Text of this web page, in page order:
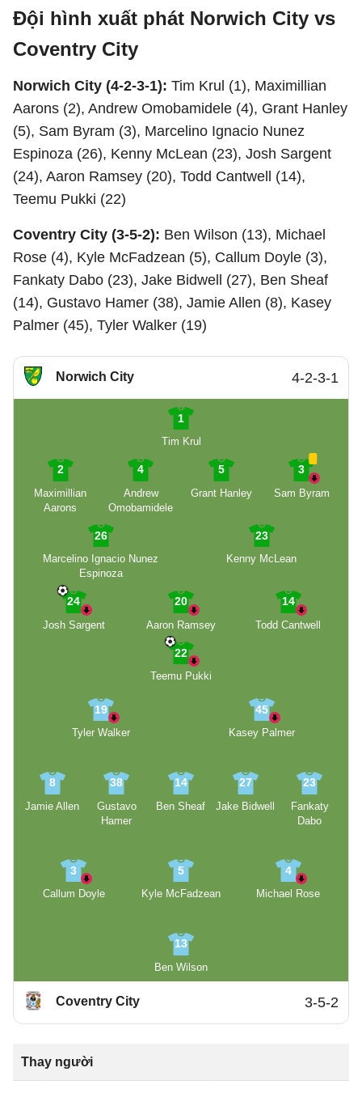
Đội hình xuất phát Norwich City vs
Coventry City
Norwich City (4-2-3-1): Tim Krul (1), Maximillian
Aarons (2), Andrew Omobamidele (4), Grant Hanley
(5), Sam Byram (3), Marcelino Ignacio Nunez
Espinoza (26), Kenny McLean (23), Josh Sargent
(24), Aaron Ramsey (20), Todd Cantwell (14),
Teemu Pukki (22)
Coventry City (3-5-2): Ben Wilson (13), Michael
Rose (4), Kyle McFadzean (5), Callum Doyle (3),
Fankaty Dabo (23), Jake Bidwell (27), Ben Sheaf
(14), Gustavo Hamer (38), Jamie Allen (8), Kasey
Palmer (45), Tyler Walker (19)
Norwich City 4-2-3-1
1
Tim Krul
2
Maximillian
Aarons
4
Andrew
Omobamidele
5
Grant Hanley
3
Sam Byram
26
Marcelino Ignacio Nunez
Espinoza
23
Kenny McLean
24
Josh Sargent
20
Aaron Ramsey
14
Todd Cantwell
22
Teemu Pukki
19
Tyler Walker
45
Kasey Palmer
8
Jamie Allen
38
Gustavo
Hamer
14
Ben Sheaf
27
Jake Bidwell
23
Fankaty
Dabo
3
Callum Doyle
5
Kyle McFadzean
4
Michael Rose
13
Ben Wilson
Coventry City 3-5-2
Thay người